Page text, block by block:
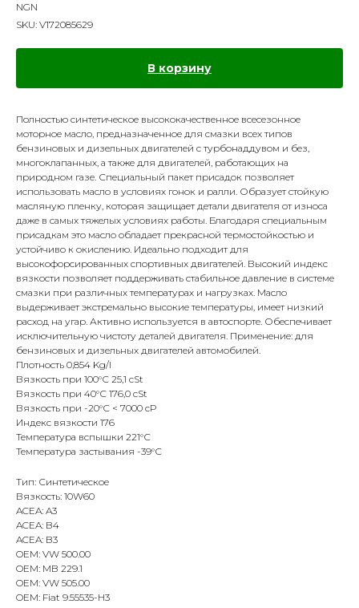
NGN
SKU: V172085629
В корзину
Полностью синтетическое высококачественное всесезонное
моторное масло, предназначенное для смазки всех типов
бензиновых и дизельных двигателей с турбонаддувом и без,
многоклапанных, а также для двигателей, работающих на
природном газе. Специальный пакет присадок позволяет
использовать масло в условиях гонок и ралли. Образует стойкую
масляную пленку, которая защищает детали двигателя от износа
даже в самых тяжелых условиях работы. Благодаря специальным
присадкам это масло обладает прекрасной термостойкостью и
устойчиво к окислению. Идеально подходит для
высокофорсированных спортивных двигателей. Высокий индекс
вязкости позволяет поддерживать стабильное давление в системе
смазки при различных температурах и нагрузках. Масло
выдерживает экстремально высокие температуры, имеет низкий
расход на угар. Активно используется в автоспорте. Обеспечивает
исключительную чистоту деталей двигателя. Применение: для
бензиновых и дизельных двигателей автомобилей.
Плотность 0,854 Kg/l
Вязкость при 100°С 25,1 cSt
Вязкость при 40°С 176,0 cSt
Вязкость при -20°С < 7000 cP
Индекс вязкости 176
Температура вспышки 221°С
Температура застывания -39°С
Тип: Синтетическое
Вязкость: 10W60
ACEA: A3
ACEA: B4
ACEA: B3
OEM: VW 500.00
OEM: MB 229.1
OEM: VW 505.00
OEM: Fiat 9.55535-H3